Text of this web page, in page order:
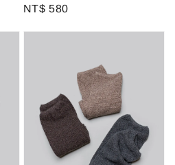
Regular
NT$ 580